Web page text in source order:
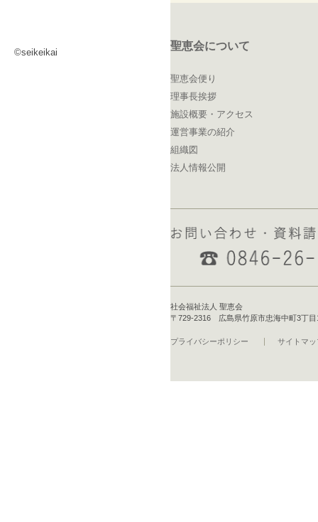
©seikeikai
聖恵会について
聖恵会便り
理事長挨拶
施設概要・アクセス
運営事業の紹介
組織図
法人情報公開
社会福祉法人 聖恵会
〒729-2316 広島県竹原市忠海中町3丁
プライバシーポリシー サイトマッ